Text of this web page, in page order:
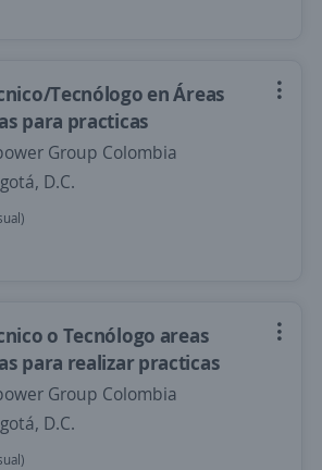
Tecnólogo en Áreas
para practicas
Group Colombia
D.C.
o Tecnólogo areas
para realizar practicas
Group Colombia
D.C.